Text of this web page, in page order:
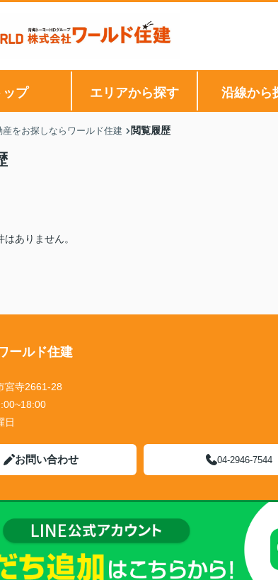
ップ エリアから探す 沿線から
産をお探しならワールド住建 閲覧履歴
ありません。
ールド住建
宮寺2661-28
日
お問い合わせ 04-2946-7544